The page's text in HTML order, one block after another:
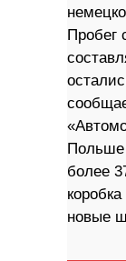
Пробег
Польше
более
новые